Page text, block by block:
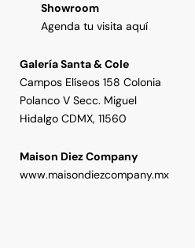
Showroom
Agenda tu visita aquí
Galería Santa & Cole
Campos Elíseos 158 Colonia
Polanco V Secc. Miguel
Hidalgo CDMX, 11560
Maison Diez Company
www.maisondiezcompany.mx